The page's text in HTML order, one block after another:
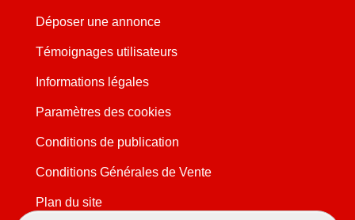
Déposer une annonce
Témoignages utilisateurs
Informations légales
Paramètres des cookies
Conditions de publication
Conditions Générales de Vente
Plan du site